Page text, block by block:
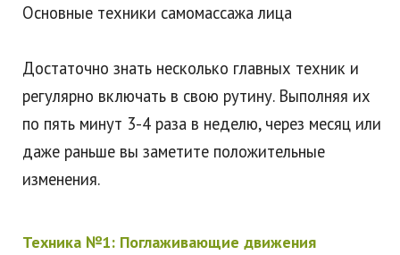
Основные техники самомассажа лица
Достаточно знать несколько главных техник и
регулярно включать в свою рутину. Выполняя их
по пять минут 3-4 раза в неделю, через месяц или
даже раньше вы заметите положительные
изменения.
Техника №1: Поглаживающие движения